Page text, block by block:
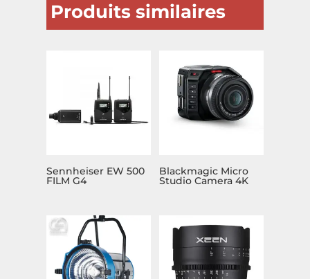
Produits similaires
Sennheiser EW 500
FILM G4
Blackmagic Micro
Studio Camera 4K